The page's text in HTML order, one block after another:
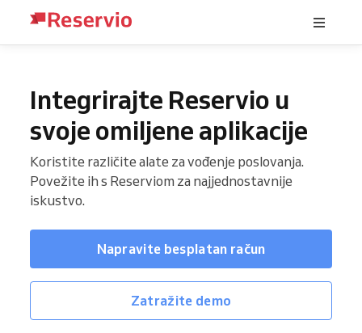
Integrirajte Reservio u
svoje omiljene aplikacije
Koristite različite alate za vođenje poslovanja.
Povežite ih s Reserviom za najjednostavnije
iskustvo.
Napravite besplatan račun
Zatražite demo